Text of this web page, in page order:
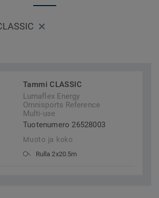
Tammi CLASSIC
Lumaflex Energy
Omnisports Reference
Multi-use
Tuotenumero 26528003
Muoto ja koko
Rulla 2x20.5m